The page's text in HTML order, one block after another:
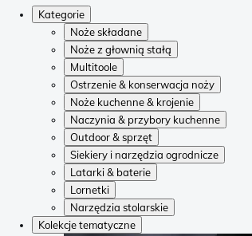
Kategorie
Noże składane
Noże z głownią stałą
Multitoole
Ostrzenie & konserwacja noży
Noże kuchenne & krojenie
Naczynia & przybory kuchenne
Outdoor & sprzęt
Siekiery i narzędzia ogrodnicze
Latarki & baterie
Lornetki
Narzędzia stolarskie
Kolekcje tematyczne